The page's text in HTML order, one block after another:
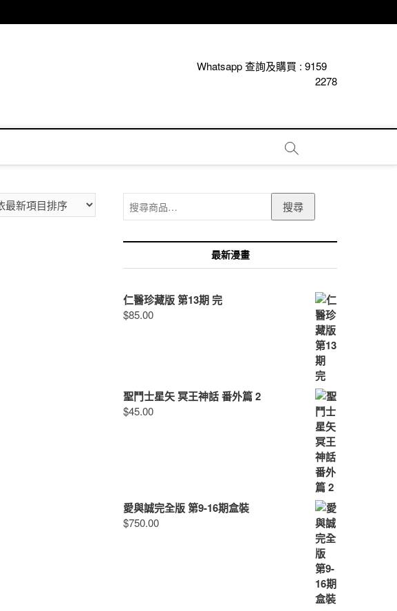
Whatsapp 查詢及購買 : 9159
2278
搜
鍵
搜尋
最新漫畫
仁醫珍藏版 第13期 完
$85.00
聖鬥士星矢 冥王神話 番外篇 2
$45.00
愛與誠完全版 第9-16期盒裝
$750.00